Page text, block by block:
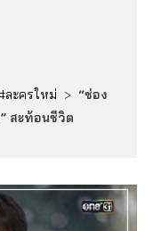
ละครใหม่ > “ช่อง
สะท้อนชีวิต